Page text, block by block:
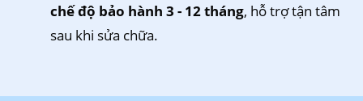
chế độ bảo hành 3 - 12 tháng, hỗ trợ tận tâm
sau khi sửa chữa.